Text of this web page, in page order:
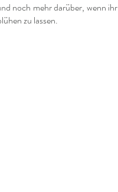
noch mehr darüber, wenn ihr
zu lassen.